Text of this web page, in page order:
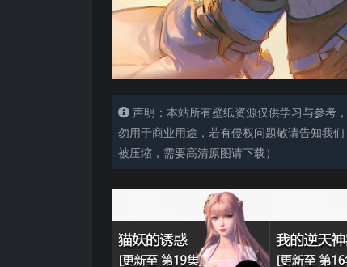
声明：本站所有壁纸资源仅供学习与参考
勿用于商业用途，若有侵权问题敬请告知我
被压缩，需要高清原图请下载）